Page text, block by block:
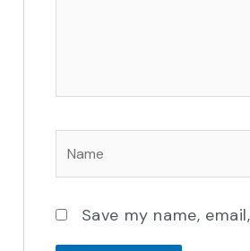
Save my name,